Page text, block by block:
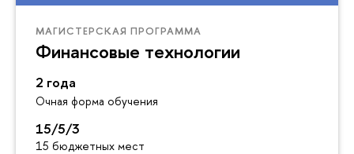
МАГИСТЕРСКАЯ ПРОГРАММА
Финансовые технологии
2 года
Очная форма обучения
15/5/3
15 бюджетных мест